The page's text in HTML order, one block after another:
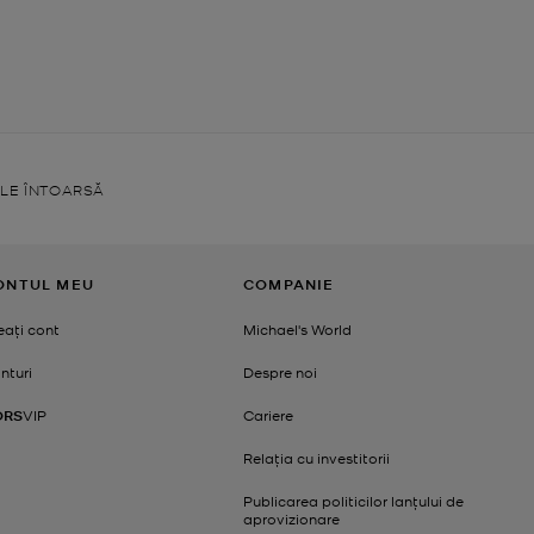
ÎNTOARSĂ
MEU
cont
VIP
COMPANIE
Michael's World
Despre noi
Cariere
Relația cu investitorii
Publicarea politicilor lanțului de
aprovizionare